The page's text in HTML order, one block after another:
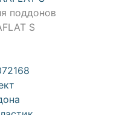
поддонов
S